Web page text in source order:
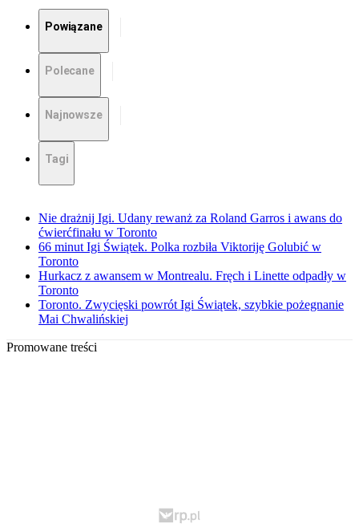
Powiązane
Polecane
Najnowsze
Tagi
Nie drażnij Igi. Udany rewanż za Roland Garros i awans do
ćwierćfinału w Toronto
66 minut Igi Świątek. Polka rozbiła Viktoriję Golubić w
Toronto
Hurkacz z awansem w Montrealu. Fręch i Linette odpadły w
Toronto
Toronto. Zwycięski powrót Igi Świątek, szybkie pożegnanie
Mai Chwalińskiej
Promowane treści